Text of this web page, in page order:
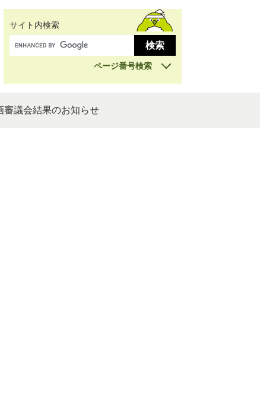
サイト内検索
ページ番号検索
審議会結果のお知らせ